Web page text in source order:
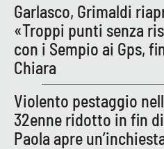
Lamezia Terme
PROGETTI
SPECIALI
Buona Sanità Calabria
Garlasco, Grimaldi
«Troppi punti senza
con i Sempio ai Gps,
Chiara
Violento pestaggio
32enne ridotto in fin
Paola apre